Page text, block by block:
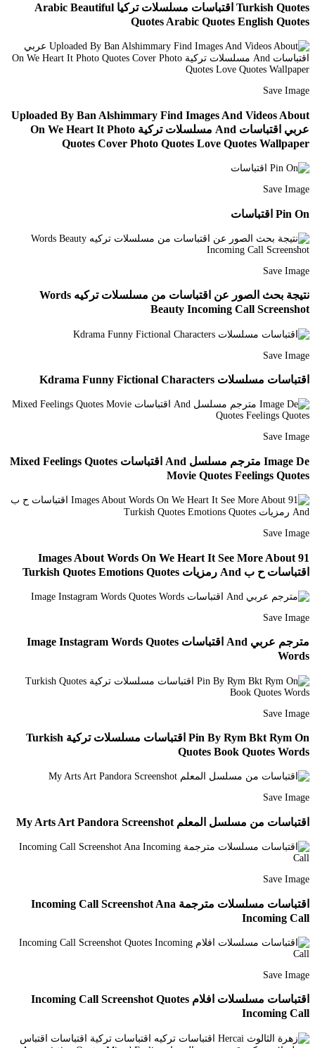
Turkish Quotes اقتباسات مسلسلات تركيا Arabic Beautiful
Quotes Arabic Quotes English Quotes
Save Image
Uploaded By Ban Alshimmary Find Images And Videos About
ﻋﺮﺑﻲ ﺍﻗﺘﺒﺎﺳﺎﺕ And مسلسلات تركية On We Heart It Photo
Quotes Cover Photo Quotes Love Quotes Wallpaper
Save Image
Pin On اقتباسات
Save Image
نتيجة بحث الصور عن اقتباسات من مسلسلات تركيه Words
Beauty Incoming Call Screenshot
Save Image
اقتباسات مسلسلات Kdrama Funny Fictional Characters
Save Image
Image De مترجم مسلسل And ﺍﻗﺘﺒﺎﺳﺎﺕ Mixed Feelings Quotes
Movie Quotes Feelings Quotes
Save Image
91 Images About Words On We Heart It See More About
ﺍﻗﺘﺒﺎﺳﺎﺕ ح ب And ﺭﻣﺰﻳﺎﺕ Turkish Quotes Emotions Quotes
Save Image
مترجم ﻋﺮﺑﻲ And ﺍﻗﺘﺒﺎﺳﺎﺕ Image Instagram Words Quotes
Words
Save Image
Pin By Rym Bkt Rym On اقتباسات مسلسلات تركية Turkish
Quotes Book Quotes Words
Save Image
اقتباسات من مسلسل المعلم My Arts Art Pandora Screenshot
Save Image
اقتباسات مسلسلات مترجمة Incoming Call Screenshot Ana
Incoming Call
Save Image
اقتباسات مسلسلات افلام Incoming Call Screenshot Quotes
Incoming Call